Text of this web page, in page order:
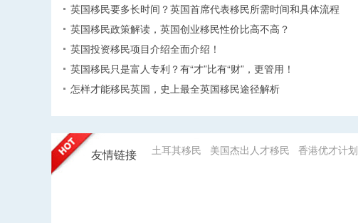
英国移民要多长时间？英国首席代表移民所需时间和具体流程
英国移民政策解读，英国创业移民性价比高不高？
英国投资移民项目介绍全面介绍！
英国移民只是富人专利？有“才”比有“财”，更管用！
怎样才能移民英国，史上最全英国移民途径解析
友情链接 土耳其移民 美国杰出人才移民 香港优才计划